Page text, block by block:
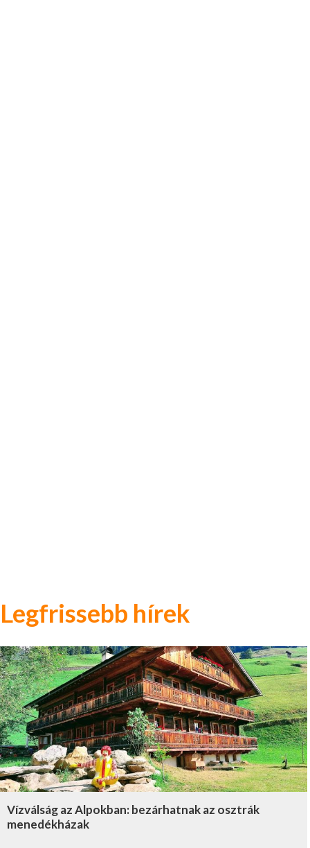
Legfrissebb hírek
Vízválság az Alpokban: bezárhatnak az osztrák
menedékházak